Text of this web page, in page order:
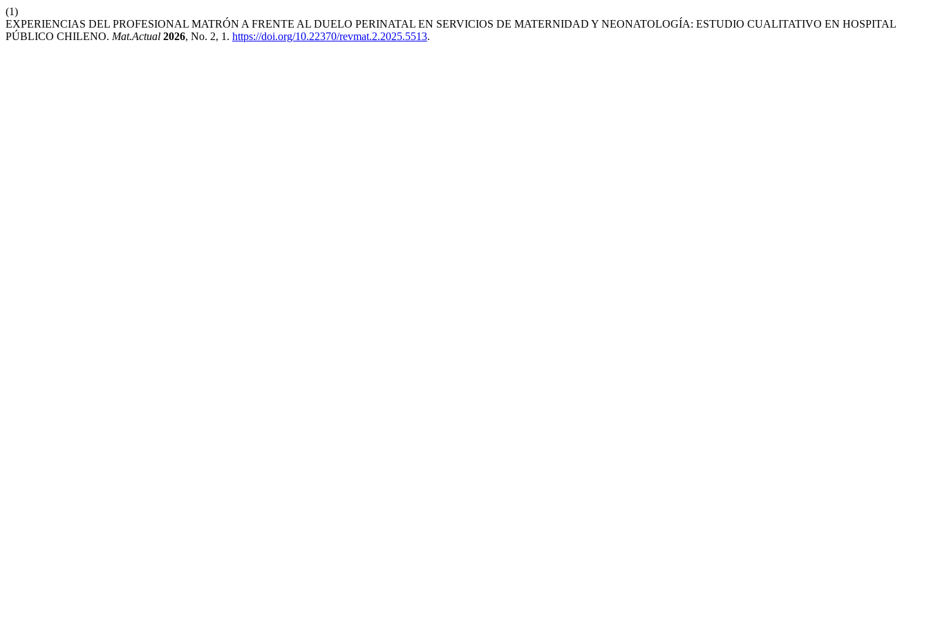
(1)
EXPERIENCIAS DEL PROFESIONAL MATRÓN A FRENTE AL DUELO PERINATAL EN SERVICIOS DE MATERNIDAD Y NEONATOLOGÍA: ESTUDIO CUALITATIVO EN HOSPITAL
PÚBLICO CHILENO. Mat.Actual 2026, No. 2, 1. https://doi.org/10.22370/revmat.2.2025.5513.